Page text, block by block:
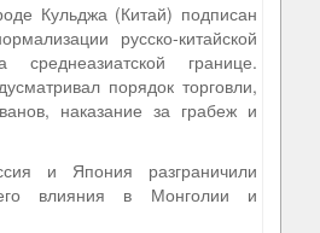
Кульджа (Китай) подписан
русско-китайской
среднеазиатской границе.
порядок торговли,
наказание за грабеж и
и Япония разграничили
влияния в Монголии и